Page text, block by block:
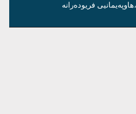
فریودەرانە